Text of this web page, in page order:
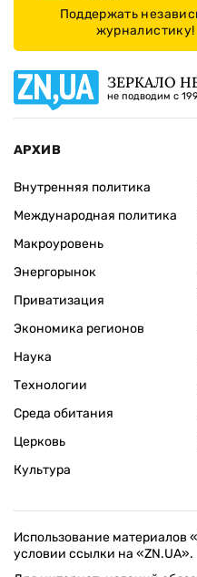
Поддержать
журналистику!
ЗЕРКАЛО
не подводим с
АРХИВ
Внутренняя политика
Международная политика
Макроуровень
Энергорынок
Приватизация
Экономика регионов
Наука
Технологии
Среда обитания
Церковь
Культура
Использование материалов
условии ссылки на «ZN.UA».